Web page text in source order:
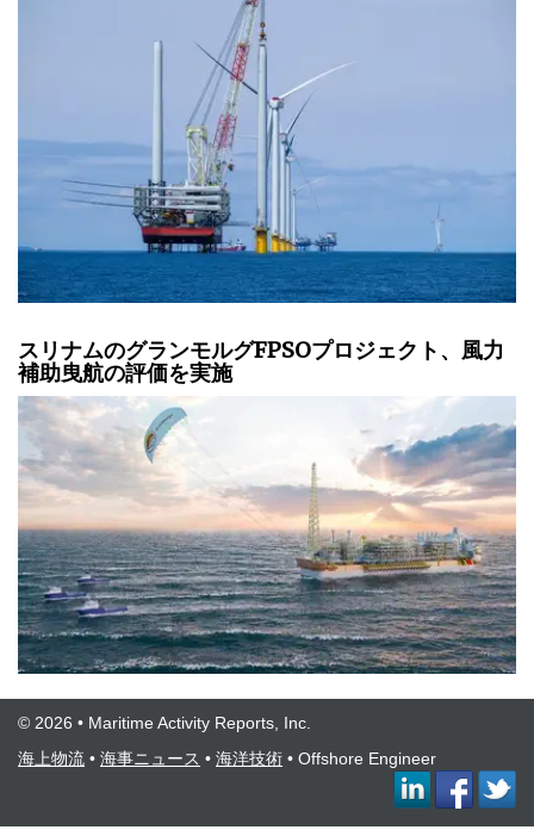
スリナムのグランモルグFPSOプロジェクト、風力
補助曳航の評価を実施
© 2026 • Maritime Activity Reports, Inc.
海上物流 • 海事ニュース • 海洋技術 • Offshore Engineer